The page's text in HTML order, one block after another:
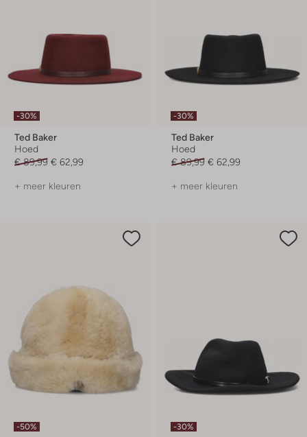
-30%
Ted Baker
Hoed
€ 89,99 € 62,99
+ meer kleuren
-30%
Ted Baker
Hoed
€ 89,99 € 62,99
+ meer kleuren
-50% -30%